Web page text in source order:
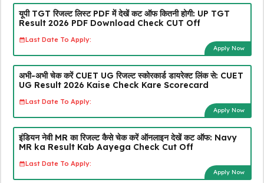
यूपी TGT रिजल्ट लिस्ट PDF में देखें कट ऑफ कितनी होगी: UP TGT
Result 2026 PDF Download Check CUT Off
Last Date To Apply:
Apply Now
अभी-अभी चेक करें CUET UG रिजल्ट स्कोरकार्ड डायरेक्ट लिंक से: CUET
UG Result 2026 Kaise Check Kare Scorecard
Last Date To Apply:
Apply Now
इंडियन नेवी MR का रिजल्ट कैसे चेक करें ऑनलाइन देखें कट ऑफ: Navy
MR ka Result Kab Aayega Check Cut Off
Last Date To Apply:
Apply Now